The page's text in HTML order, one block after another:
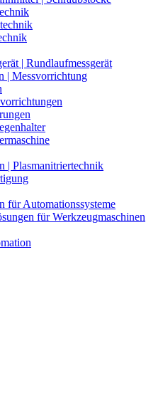
| Rundlaufmessgerät
| Messvorrichtung
| Plasmanitriertechnik
für Automationssysteme
für Werkzeugmaschinen